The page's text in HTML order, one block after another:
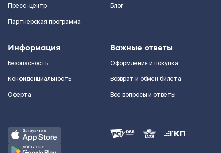
Пресс-центр
Партнерская программа
Блог
Информация
Безопасность
Конфиденциальность
Оферта
Важные ответы
Оформление и покупка
Возврат и обмен билета
Все вопросы и ответы